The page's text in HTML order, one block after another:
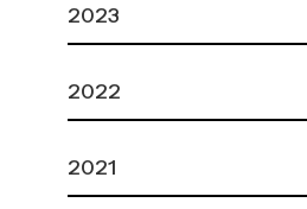
2023
2022
2021